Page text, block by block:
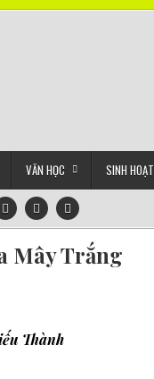
VĂN HỌC SINH HOẠT
Mây Trắng
Thành